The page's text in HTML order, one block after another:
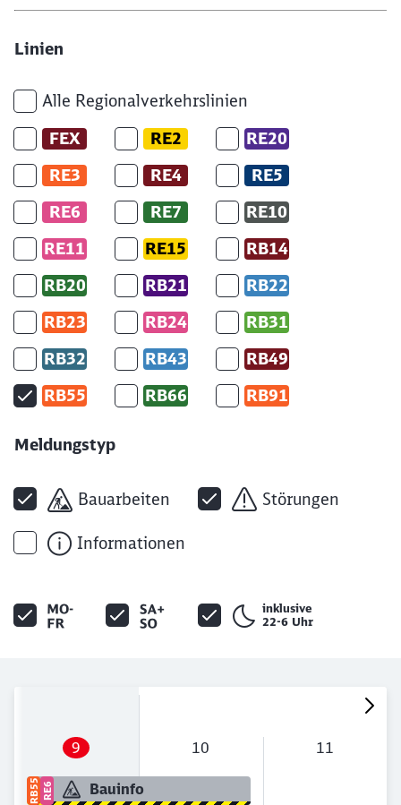
Linien
Alle Regionalverkehrslinien
FEX
RE2
RE20
RE3
RE4
RE5
RE6
RE7
RE10
RE11
RE15
RB14
RB20
RB21
RB22
RB23
RB24
RB31
RB32
RB43
RB49
RB55
RB66 RB91
Meldungstyp
Bauarbeiten Störungen
Informationen
inklusive
22-6 Uhr
9 10 11
RB55 RE6 Bauinfo